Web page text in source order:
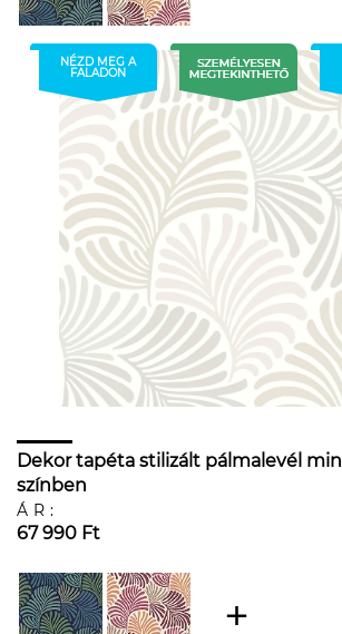
NÉZD MEG A
FALADON
Dekor tapéta stilizált pálmalevél
színben
ÁR:
67 990 Ft